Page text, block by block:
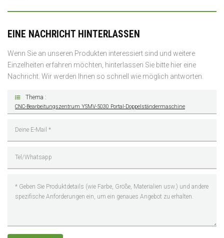
EINE NACHRICHT HINTERLASSEN
Wenn Sie an unseren Produkten interessiert sind und weitere
Einzelheiten erfahren möchten, hinterlassen Sie bitte hier eine
Nachricht. Wir werden Ihnen so schnell wie möglich antworten.
Thema :
CNC-Bearbeitungszentrum YSMV-5030 Portal-Doppelständermaschine